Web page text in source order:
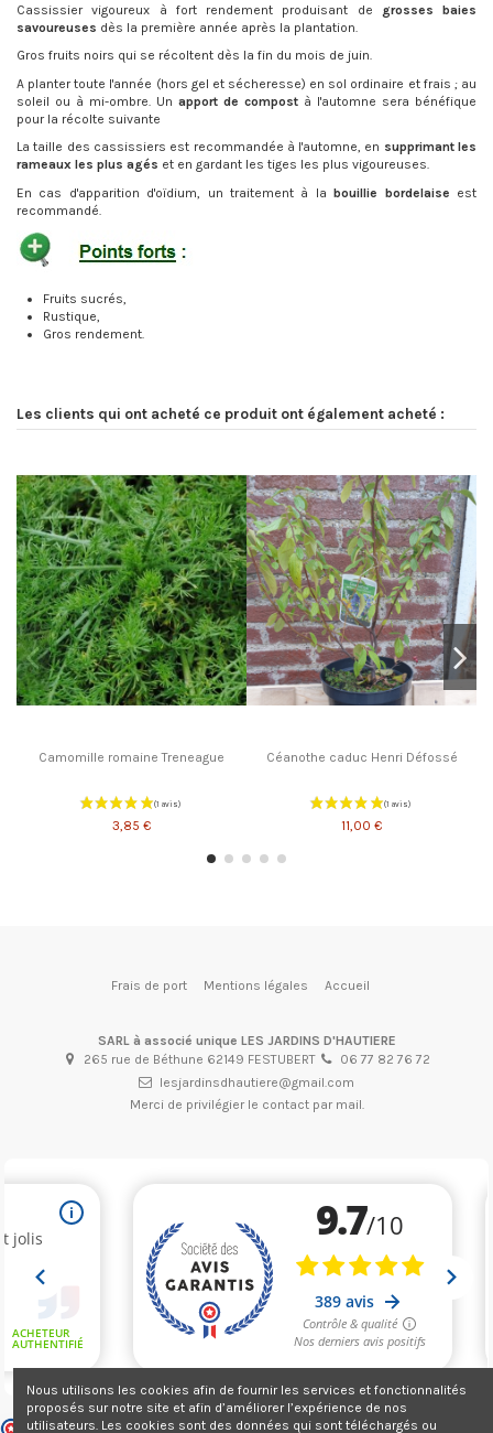
Cassissier vigoureux à fort rendement produisant de grosses baies
savoureuses dès la première année après la plantation.
Gros fruits noirs qui se récoltent dès la fin du mois de juin.
A planter toute l'année (hors gel et sécheresse) en sol ordinaire et frais ; au
soleil ou à mi-ombre. Un apport de compost à l'automne sera bénéfique
pour la récolte suivante
La taille des cassissiers est recommandée à l'automne, en supprimant les
rameaux les plus agés et en gardant les tiges les plus vigoureuses.
En cas d'apparition d'oïdium, un traitement à labouillie bordelaise est
recommandé.
Fruits sucrés,
Rustique,
Gros rendement.
Les clients qui ont acheté ce produit ont également acheté :
Camomille romaine Treneague
3,85 €
Céanothe caduc Henri Défossé
11,00 €
Frais de port Mentions légales Accueil
SARL à associé unique LES JARDINS D'HAUTIERE
265 rue de Béthune 62149 FESTUBERT
06 77 82 76 72
lesjardinsdhautiere@gmail.com
Merci de privilégier le contact par mail.
Marchand approuvé par la Société des Avis Garantis,cliquez ici pour
Nous utilisons les cookies afin de fournir les services et fonctionnalités
proposés sur notre site et afin d’améliorer l’expérience de nos
utilisateurs. Les cookies sont des données qui sont téléchargés ou